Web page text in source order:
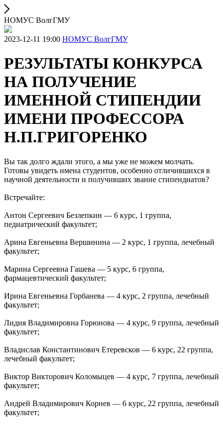
НОМУС ВолгГМУ
2023-12-11 19:00 НОМУС ВолгГМУ
РЕЗУЛЬТАТЫ КОНКУРСА
НА ПОЛУЧЕНИЕ
ИМЕННОЙ СТИПЕНДИИ
ИМЕНИ ПРОФЕССОРА
Н.П.ГРИГОРЕНКО
Вы так долго ждали этого, а мы уже не можем молчать.
Готовы увидеть имена студентов, особенно отличившихся в
научной деятельности и получивших звание стипендиатов?
Встречайте:
Антон Сергеевич Безлепкин — 6 курс, 1 группа,
педиатрический факультет;
Арина Евгеньевна Вершинина — 2 курс, 1 группа, лечебный
факультет;
Марина Сергеевна Гашева — 5 курс, 6 группа,
фармацевтический факультет;
Ирина Евгеньевна Горбанева — 4 курс, 2 группа, лечебный
факультет;
Лидия Владимировна Горюнова — 4 курс, 9 группа, лечебный
факультет;
Владислав Константинович Етеревсков — 6 курс, 22 группа,
лечебный факультет;
Виктор Викторович Коломыцев — 4 курс, 7 группа, лечебный
факультет;
Андрей Владимирович Корнев — 6 курс, 22 группа, лечебный
факультет;